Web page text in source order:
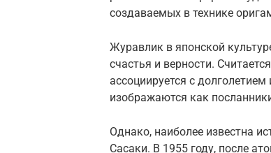
создаваемых в технике
Журавлик в японской
счастья и верности.
ассоциируется с
изображаются как
Однако, наиболее известна
Сасаки. В 1955 году, после